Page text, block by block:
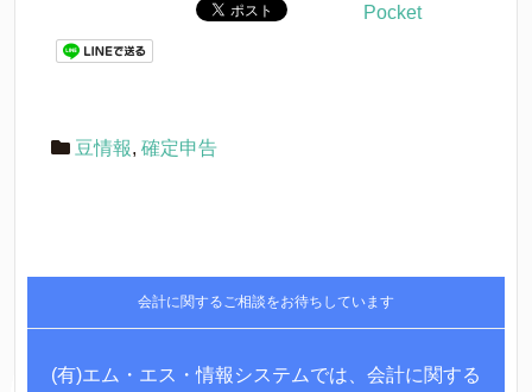
Pocket
豆情報, 確定申告
会計に関するご相談をお待ちしています
(有)エム・エス・情報システムでは、会計に関する